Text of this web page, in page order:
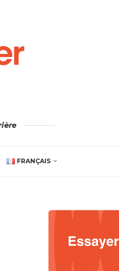
FRANÇAIS